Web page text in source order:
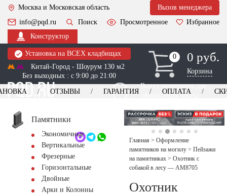
Москва и Московская область
Вызов менеджера
info@pqd.ru
Поиск Просмотренное
Избранное
Конструктор
Установка на ВСЕХ кладбищах
Китай-Город - Шоурум 130 м2
Без выходных : с 9:00 до 21:00
0
0 0 руб.
Корзина
Выезд менеджера для
оформления заказа
+7 (495) 518-44-23
Обратный звонок
ОТЗЫВЫ ГАРАНТИЯ ОПЛАТА
Памятники
Экономичные
Вертикальные
Фрезерные
Горизонтальные
Двойные
Арки и Колонны
Главная > Оформление
памятников на могилу > Пейзажи
на памятниках > Охотник с
собакой в лесу — AM8705
Охотник